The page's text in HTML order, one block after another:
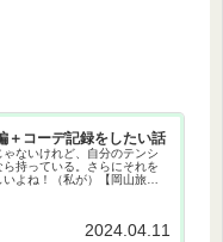
＋コーデ記録をしたい話
ゃないけれど、自分のテンシ
ら持っている。さらにそれを
よね！（私が）【岡山旅行
2024.04.11